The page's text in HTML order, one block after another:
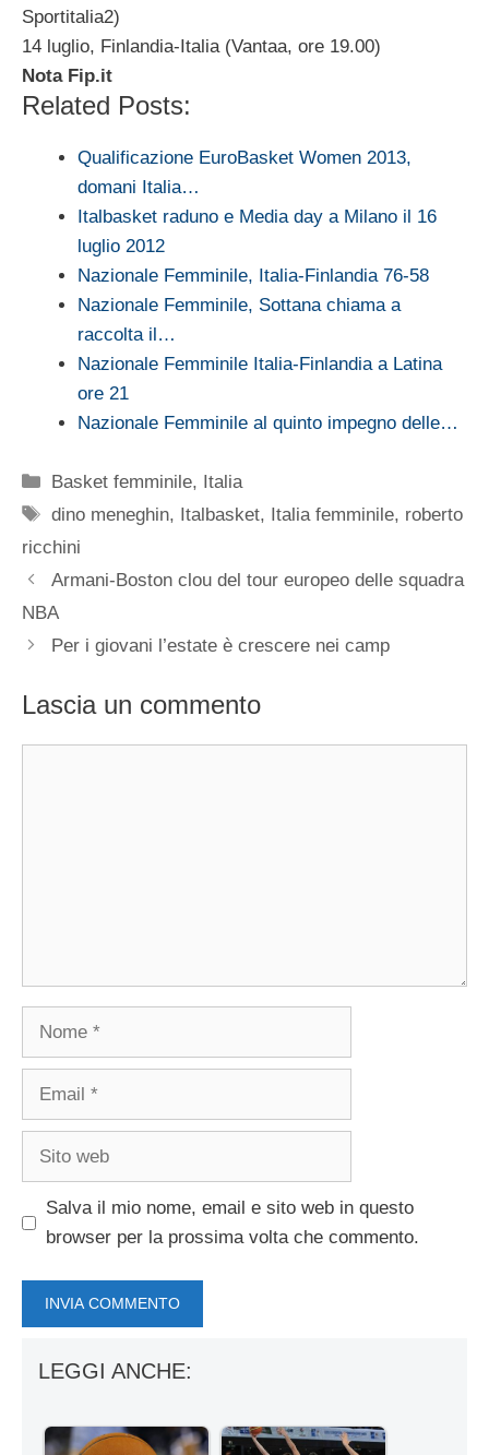
Sportitalia2)
14 luglio, Finlandia-Italia (Vantaa, ore 19.00)
Nota Fip.it
Related Posts:
Qualificazione EuroBasket Women 2013,
domani Italia…
Italbasket raduno e Media day a Milano il 16
luglio 2012
Nazionale Femminile, Italia-Finlandia 76-58
Nazionale Femminile, Sottana chiama a
raccolta il…
Nazionale Femminile Italia-Finlandia a Latina
ore 21
Nazionale Femminile al quinto impegno delle…
Categorie
Basket femminile, Italia
Tag
dino meneghin, Italbasket, Italia femminile, roberto
ricchini
Armani-Boston clou del tour europeo delle squadra
NBA
Per i giovani l’estate è crescere nei camp
Lascia un commento
Nome
Email
Sito
Salva il mio nome, email e sito web in questo
browser per la prossima volta che commento.
LEGGI ANCHE: